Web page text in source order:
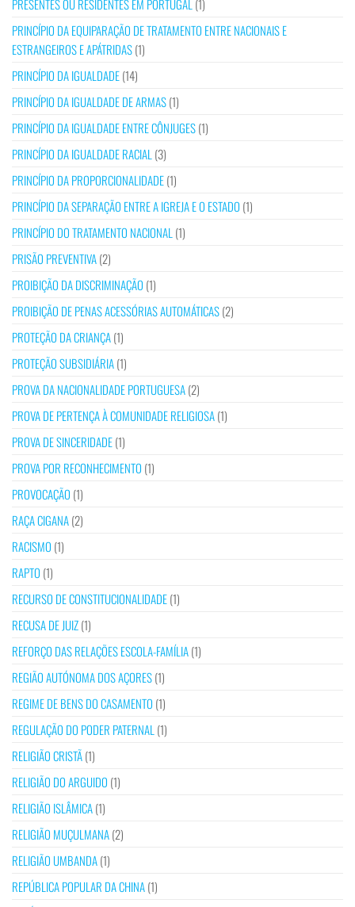
PRESENTES OU RESIDENTES EM PORTUGAL (1)
PRINCÍPIO DA EQUIPARAÇÃO DE TRATAMENTO ENTRE NACIONAIS E
ESTRANGEIROS E APÁTRIDAS(1)
PRINCÍPIO DA IGUALDADE(14)
PRINCÍPIO DA IGUALDADE DE ARMAS(1)
PRINCÍPIO DA IGUALDADE ENTRE CÔNJUGES(1)
PRINCÍPIO DA IGUALDADE RACIAL (3)
PRINCÍPIO DA PROPORCIONALIDADE(1)
PRINCÍPIO DA SEPARAÇÃO ENTRE A IGREJA E O ESTADO (1)
PRINCÍPIO DO TRATAMENTO NACIONAL (1)
PRISÃO PREVENTIVA(2)
PROIBIÇÃO DA DISCRIMINAÇÃO (1)
PROIBIÇÃO DE PENAS ACESSÓRIAS AUTOMÁTICAS(2)
PROTEÇÃO DA CRIANÇA(1)
PROTEÇÃO SUBSIDIÁRIA(1)
PROVA DA NACIONALIDADE PORTUGUESA(2)
PROVA DE PERTENÇA À COMUNIDADE RELIGIOSA(1)
PROVA DE SINCERIDADE(1)
PROVA POR RECONHECIMENTO (1)
PROVOCAÇÃO (1)
RAÇA CIGANA(2)
RACISMO (1)
RAPTO (1)
RECURSO DE CONSTITUCIONALIDADE(1)
RECUSA DE JUIZ(1)
REFORÇO DAS RELAÇÕES ESCOLA-FAMÍLIA(1)
REGIÃO AUTÓNOMA DOS AÇORES(1)
REGIME DE BENS DO CASAMENTO (1)
REGULAÇÃO DO PODER PATERNAL (1)
RELIGIÃO CRISTÃ(1)
RELIGIÃO DO ARGUIDO (1)
RELIGIÃO ISLÂMICA(1)
RELIGIÃO MUÇULMANA(2)
RELIGIÃO UMBANDA(1)
REPÚBLICA POPULAR DA CHINA(1)